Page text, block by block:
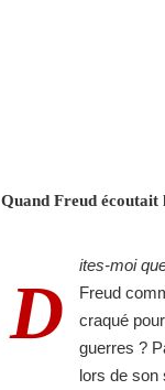
Quand Freud écoutait
D
ites-moi
Freud
craqué
guerres ?
lors de son